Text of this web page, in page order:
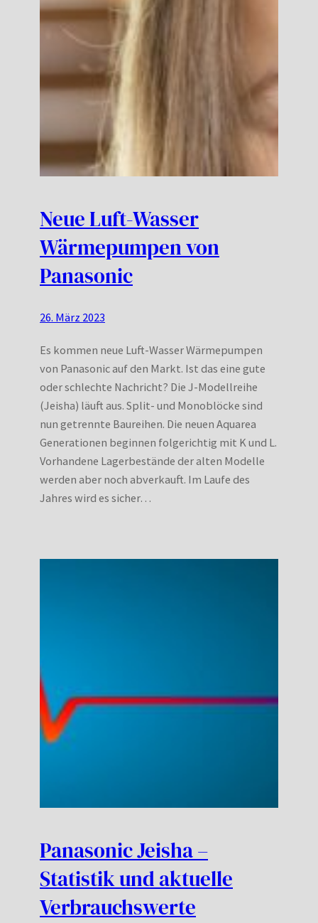
Neue Luft-Wasser
Wärmepumpen von
Panasonic
26. März 2023
Es kommen neue Luft-Wasser Wärmepumpen
von Panasonic auf den Markt. Ist das eine gute
oder schlechte Nachricht? Die J-Modellreihe
(Jeisha) läuft aus. Split- und Monoblöcke sind
nun getrennte Baureihen. Die neuen Aquarea
Generationen beginnen folgerichtig mit K und L.
Vorhandene Lagerbestände der alten Modelle
werden aber noch abverkauft. Im Laufe des
Jahres wird es sicher…
Panasonic Jeisha –
Statistik und aktuelle
Verbrauchswerte